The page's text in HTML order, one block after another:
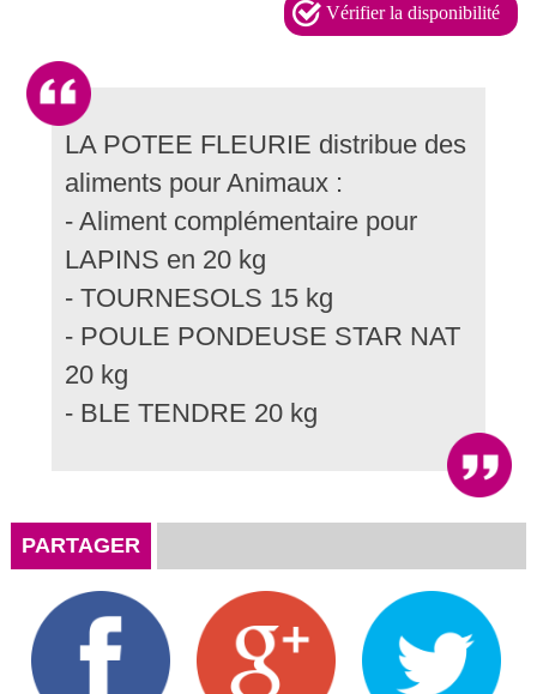
Vérifier la disponibilité
LA POTEE FLEURIE distribue des
aliments pour Animaux :
- Aliment complémentaire pour
LAPINS en 20 kg
- TOURNESOLS 15 kg
- POULE PONDEUSE STAR NAT
20 kg
- BLE TENDRE 20 kg
PARTAGER